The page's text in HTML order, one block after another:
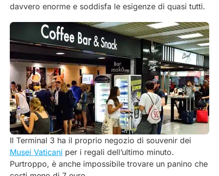
davvero enorme e soddisfa le esigenze di quasi tutti.
Il Terminal 3 ha il proprio negozio di souvenir dei
Musei Vaticani per i regali dell’ultimo minuto.
Purtroppo, è anche impossibile trovare un panino che